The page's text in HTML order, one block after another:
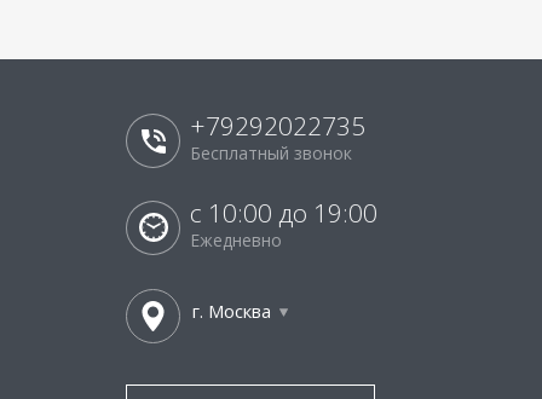
+79292022735
Бесплатный звонок
с 10:00 до 19:00
Ежедневно
г. Москва